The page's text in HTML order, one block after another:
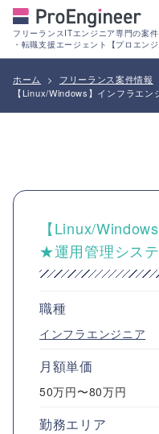
フリーランスITエンジニア専門の案
・転職支援エージェント【プロエンジ
ホーム > フリーランス案件情報
【Linux/Windows】インフラエ
【Linux/
★運用管理シス
職種
インフラエンジニア
月額単価
50万円〜80万円
勤務エリア